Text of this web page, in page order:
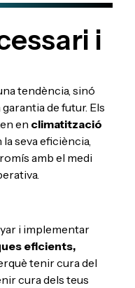
i
tendència, sinó
de futur. Els
en climatització
seva eficiència,
amb el medi
i implementar
eficients,
tenir cura del
cura dels teus